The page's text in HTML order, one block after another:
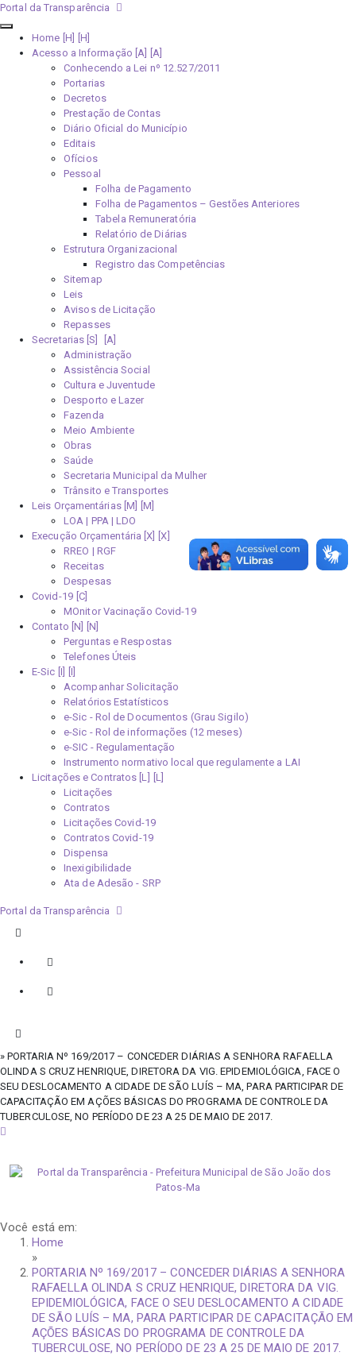
Portal da Transparência
Home [H]
Acesso a Informação [A]
Conhecendo a Lei nº 12.527/2011
Portarias
Decretos
Prestação de Contas
Diário Oficial do Município
Editais
Ofícios
Pessoal
Folha de Pagamento
Folha de Pagamentos – Gestões Anteriores
Tabela Remuneratória
Relatório de Diárias
Estrutura Organizacional
Registro das Competências
Sitemap
Leis
Avisos de Licitação
Repasses
Secretarias [S]
Administração
Assistência Social
Cultura e Juventude
Desporto e Lazer
Fazenda
Meio Ambiente
Obras
Saúde
Secretaria Municipal da Mulher
Trânsito e Transportes
Leis Orçamentárias [M]
LOA | PPA | LDO
Execução Orçamentária [X]
RREO | RGF
Receitas
Despesas
Covid-19
MOnitor Vacinação Covid-19
Contato [N]
Perguntas e Respostas
Telefones Úteis
E-Sic [I]
Acompanhar Solicitação
Relatórios Estatísticos
e-Sic - Rol de Documentos (Grau Sigilo)
e-Sic - Rol de informações (12 meses)
e-SIC - Regulamentação
Instrumento normativo local que regulamente a LAI
Licitações e Contratos [L]
Licitações
Contratos
Licitações Covid-19
Contratos Covid-19
Dispensa
Inexigibilidade
Ata de Adesão - SRP
Portal da Transparência
» PORTARIA Nº 169/2017 – CONCEDER DIÁRIAS A SENHORA RAFAELLA
OLINDA S CRUZ HENRIQUE, DIRETORA DA VIG. EPIDEMIOLÓGICA, FACE O
SEU DESLOCAMENTO A CIDADE DE SÃO LUÍS – MA, PARA PARTICIPAR DE
CAPACITAÇÃO EM AÇÕES BÁSICAS DO PROGRAMA DE CONTROLE DA
TUBERCULOSE, NO PERÍODO DE 23 A 25 DE MAIO DE 2017.
Você está em:
Home
»
PORTARIA Nº 169/2017 – CONCEDER DIÁRIAS A SENHORA
RAFAELLA OLINDA S CRUZ HENRIQUE, DIRETORA DA VIG.
EPIDEMIOLÓGICA, FACE O SEU DESLOCAMENTO A CIDADE
DE SÃO LUÍS – MA, PARA PARTICIPAR DE CAPACITAÇÃO EM
AÇÕES BÁSICAS DO PROGRAMA DE CONTROLE DA
TUBERCULOSE, NO PERÍODO DE 23 A 25 DE MAIO DE 2017.